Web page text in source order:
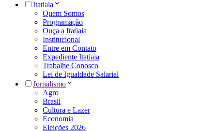
Itatiaia
Quem Somos
Programação
Ouça a Itatiaia
Institucional
Entre em Contato
Expediente Itatiaia
Trabalhe Conosco
Lei de Igualdade Salarial
Jornalismo
Agro
Brasil
Cultura e Lazer
Economia
Eleições 2026